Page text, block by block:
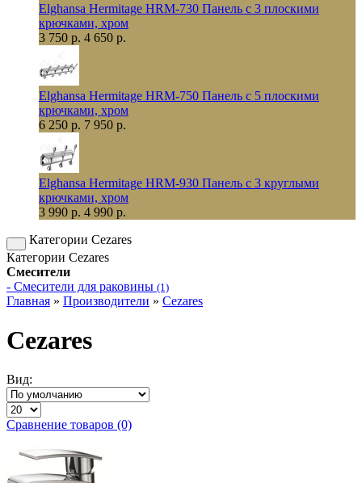
Elghansa Hermitage HRM-730 Панель с 3 плоскими
крючками, хром
3 750 р. 4 650 р.
Elghansa Hermitage HRM-750 Панель с 5 плоскими
крючками, хром
6 250 р. 7 950 р.
Elghansa Hermitage HRM-930 Панель с 3 круглыми
крючками, хром
3 990 р. 4 990 р.
Категории Cezares
Категории Cezares
Смесители
- Смесители для раковины (1)
Главная » Производители » Cezares
Cezares
Вид:
Сравнение товаров (0)